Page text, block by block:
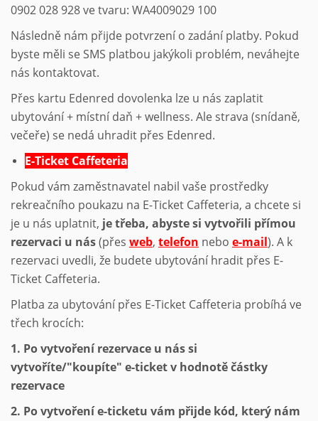
0902 028 928 ve tvaru: WA4009029 100
Následně nám přijde potvrzení o zadání platby. Pokud
byste měli se SMS platbou jakýkoli problém, neváhejte
nás kontaktovat.
Přes kartu Edenred dovolenka lze u nás zaplatit
ubytování + místní daň + wellness. Ale strava (snídaně,
večeře) se nedá uhradit přes Edenred.
E-Ticket Caffeteria
Pokud vám zaměstnavatel nabil vaše prostředky
rekreačního poukazu na E-Ticket Caffeteria, a chcete si
je u nás uplatnit, je třeba, abyste si vytvořili přímou
rezervaci u nás(přes web, telefon nebo e-mail). A k
rezervaci uvedli, že budete ubytování hradit přes E-
Ticket Caffeteria.
Platba za ubytování přes E-Ticket Caffeteria probíhá ve
třech krocích:
1. Po vytvoření rezervace u nás si
vytvoříte/"koupíte" e-ticket v hodnotě částky
rezervace
2. Po vytvoření e-ticketu vám přijde kód, který nám